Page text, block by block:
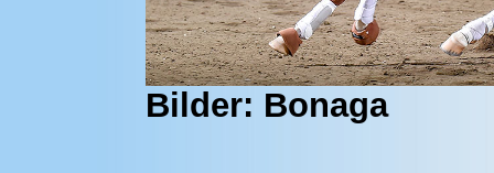
Bilder: Bonaga